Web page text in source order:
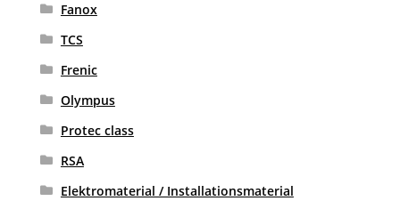
Fanox
TCS
Frenic
Olympus
Protec class
RSA
Elektromaterial / Installationsmaterial